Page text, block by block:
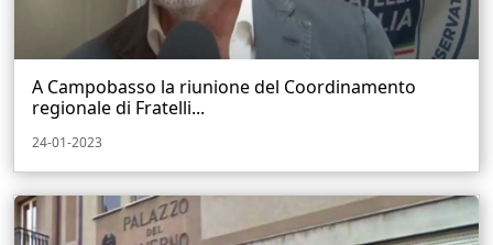
A Campobasso la riunione del Coordinamento
regionale di Fratelli...
24-01-2023